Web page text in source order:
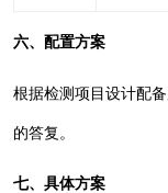
六、配置方案
根据检测项目设计配
的答复。
七、具体方案